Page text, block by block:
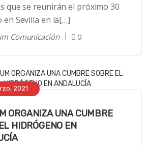
que se reunirán el próximo 30
en Sevilla en la[…]
Comunicación 0
2021
ORGANIZA UNA CUMBRE
HIDRÓGENO EN